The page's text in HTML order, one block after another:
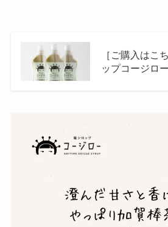
［ご購入はこ
ップコージロ